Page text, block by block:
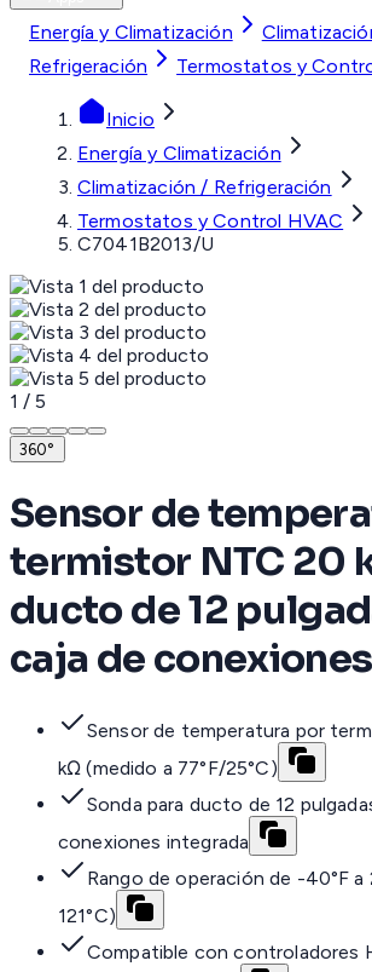
Energía y Climatización
Refrigeración
Termostatos y
Inicio
Energía y Climatización
Climatización / Refrigeración
Termostatos y Control HVAC
C7041B2013/U
1 / 5
360°
Sensor de
termistor NTC 20
ducto de 12
caja de conexiones
Sensor de temperatura por
kΩ (medido a 77°F/25°C)
Sonda para ducto de 12
conexiones integrada
Rango de operación de -40°F a
121°C)
Compatible con controladores